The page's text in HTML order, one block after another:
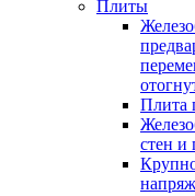
Плиты
Плита
стен и